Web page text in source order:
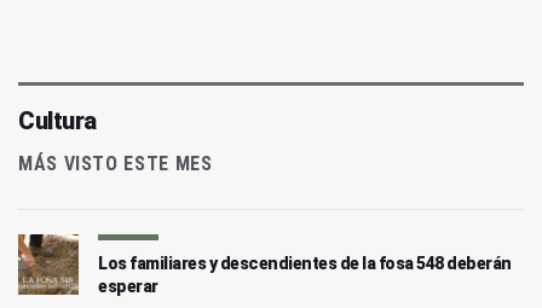
Cultura
MÁS VISTO ESTE MES
Los familiares y descendientes de la fosa 548 deberán
esperar